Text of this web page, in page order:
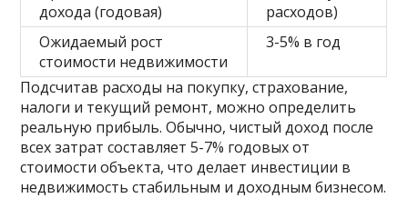
дохода (годовая)
расходов)
Ожидаемый рост
стоимости недвижимости
3-5% в год
Подсчитав расходы на покупку, страхование,
налоги и текущий ремонт, можно определить
реальную прибыль. Обычно, чистый доход после
всех затрат составляет 5-7% годовых от
стоимости объекта, что делает инвестиции в
недвижимость стабильным и доходным бизнесом.